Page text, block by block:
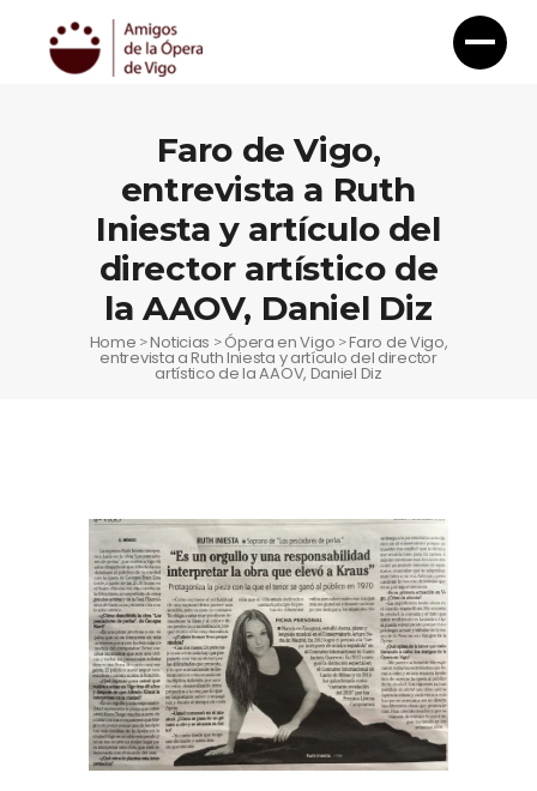
Faro de Vigo,
entrevista a Ruth
Iniesta y artículo del
director artístico de
la AAOV, Daniel Diz
Home >Noticias >Ópera en Vigo >Faro de Vigo,
entrevista a Ruth Iniesta y artículo del director
artístico de la AAOV, Daniel Diz